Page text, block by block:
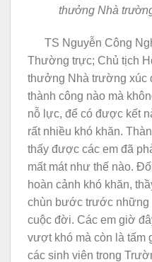
thưởng Nhà
TS Nguyễn Công
Thường trực; Chủ tịch
thưởng Nhà trường xúc
thành công nào mà
nỗ lực, để có được kết
rất nhiều khó khăn.
thấy được các em đã
mất mát như thế nào.
hoàn cảnh khó khăn,
chùn bước trước những
cuộc đời. Các em giờ
vượt khó mà còn là tấm
các sinh viên trong